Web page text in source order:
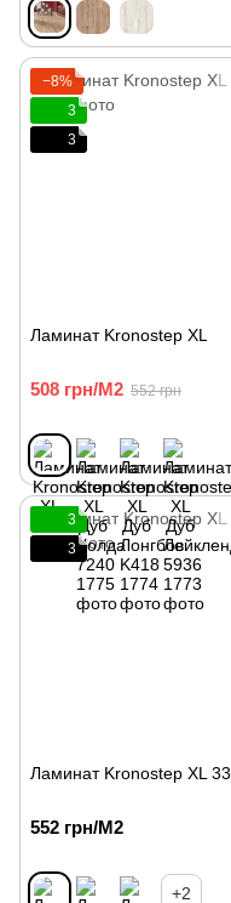
−8%
3
3
Ламинат Kronostep XL
508 грн/М2 552 грн
3
3
Ламинат Kronostep XL 33
552 грн/М2
+2